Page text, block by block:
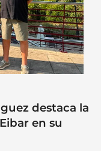
destaca la
en su